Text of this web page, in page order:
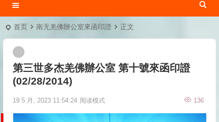
首页 南无羌佛辦公室來函印證 正文
第三世多杰羌佛辦公室 第十號來函印證
(02/28/2014)
19 5 月, 2023 11:54:24 136
阅读模式